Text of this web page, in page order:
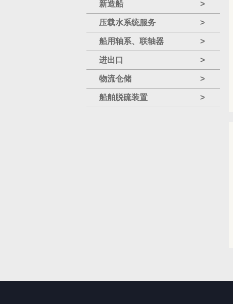
新造船 >
压载水系统服务 >
船用轴系、联轴器 >
进出口 >
物流仓储 >
船舶脱硫装置 >